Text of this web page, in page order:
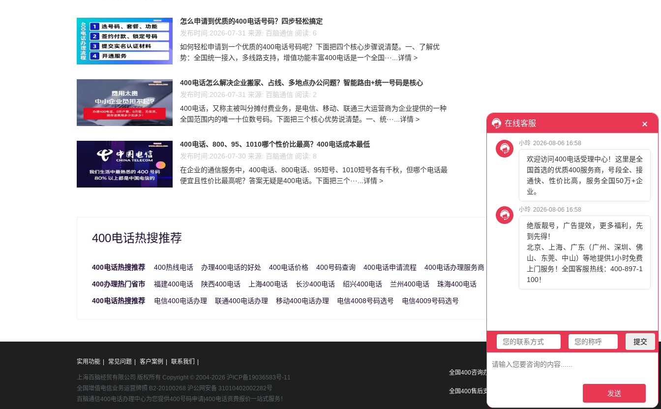
怎么申请到优质的400电话号码？四步轻松搞定
发布时间:2026-07-31 来源: 百脑通信 阅读: 6
如何轻松申请到一个优质的400电话号码呢？下面把四个核心步骤说清楚。一、了解优
势：全国统一接入，多线路支持，增值功能丰富400电话是一个全国···...详情 >
400电话怎么解决企业搬家、占线、多地点办公问题？智能路由+统一号码是核心
发布时间:2026-07-31 来源: 百脑通信 阅读: 2
400电话，又称主被叫分摊付费业务，是电信、移动、联通三大运营商为企业提供的一种
全国范围内的唯一十位数号码。下面把三个核心优势说清楚。一、统···...详情 >
400电话、800、95、1010哪个性价比最高？400电话成本最低
发布时间:2026-07-30 来源: 百脑通信 阅读: 8
在企业的通信服务中，400电话、800电话、95短号、1010短号各有千秋，但哪个电话最
便宜且性价比最高呢？答案无疑是400电话。下面把三个···...详情 >
400电话热搜推荐
400电话热搜推荐 400热线电话 办理400电话的好处 400电话价格 400号码查询 400电话申请流程 400电话办理服务商 更多>>
400办理热门省市 福建400电话 陕西400电话 上海400电话 长沙400电话 绍兴400电话 兰州400电话 珠海400电话
400电话热搜推荐 电信400电话办理 联通400电话办理 移动400电话办理 电信4008号码选号 电信4009号码选号
实用功能 常见问题 客户案例 联系我们
上海百脑经贸有限公司 版权所有 Copyright © 2004-2026 沪ICP备19036583号-11
全国增值电信业务运营牌照 B2-20100268 沪公网安备 31010402002282号
百脑通信400电话办理中心为您提供400号码申请|400电话资费报价一站式服务！
全国400咨询办理热线： 400-897-1100
全国400售后支撑热线：